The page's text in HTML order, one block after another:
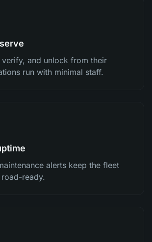
verify, and unlock from their
run with minimal staff.
alerts keep the fleet
ready.